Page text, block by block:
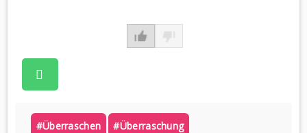
#überraschen #überraschung